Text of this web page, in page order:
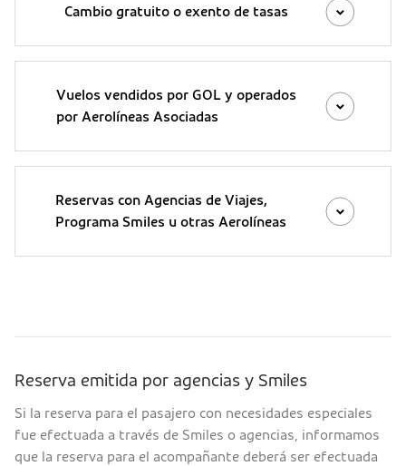
Cambio gratuito o exento de tasas
Vuelos vendidos por GOL y operados
por Aerolíneas Asociadas
Reservas con Agencias de Viajes,
Programa Smiles u otras Aerolíneas
Reserva emitida por agencias y Smiles
Si la reserva para el pasajero con necesidades especiales
fue efectuada a través de Smiles o agencias, informamos
que la reserva para el acompañante deberá ser efectuada